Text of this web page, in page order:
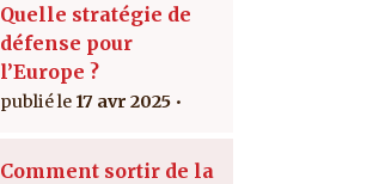
Quelle stratégie de
défense pour
l’Europe ?
17 avr 2025
Comment sortir de la